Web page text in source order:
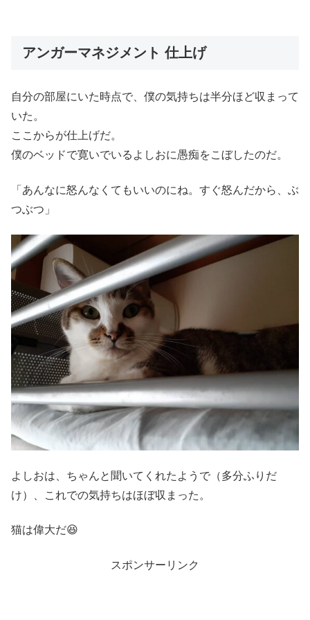
アンガーマネジメント 仕上げ
自分の部屋にいた時点で、僕の気持ちは半分ほど収まって
いた。
ここからが仕上げだ。
僕のベッドで寛いでいるよしおに愚痴をこぼしたのだ。
「あんなに怒んなくてもいいのにね。すぐ怒んだから、ぶ
つぶつ」
よしおは、ちゃんと聞いてくれたようで（多分ふりだ
け）、これでの気持ちはほぼ収まった。
猫は偉大だ😆
スポンサーリンク